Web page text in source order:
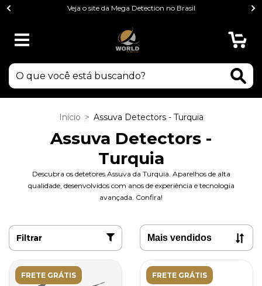
Veja o site da Mega Detection no Brasil
Início > Assuva Detectors - Turquia
Assuva Detectors -
Turquia
Descubra os detetores Assuva da Turquia. Aparelhos de alta
qualidade, desenvolvidos com anos de experiência e tecnologia
avançada. Confira!
Filtrar
FRETE GRÁTIS FRETE GRÁTIS